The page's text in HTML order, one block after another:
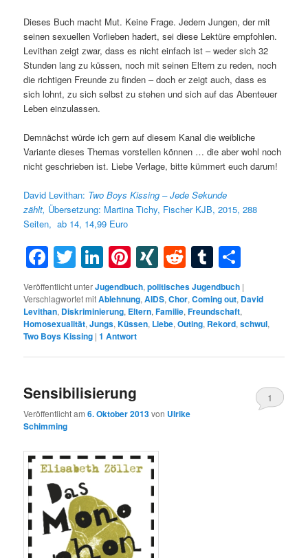
Dieses Buch macht Mut. Keine Frage. Jedem Jungen, der mit
seinen sexuellen Vorlieben hadert, sei diese Lektüre empfohlen.
Levithan zeigt zwar, dass es nicht einfach ist – weder sich 32
Stunden lang zu küssen, noch mit seinen Eltern zu reden, noch
die richtigen Freunde zu finden – doch er zeigt auch, dass es
sich lohnt, zu sich selbst zu stehen und sich auf das Abenteuer
Leben einzulassen.
Demnächst würde ich gern auf diesem Kanal die weibliche
Variante dieses Themas vorstellen können … die aber wohl noch
nicht geschrieben ist. Liebe Verlage, bitte kümmert euch darum!
David Levithan: Two Boys Kissing –Jede Sekunde
zählt, Übersetzung: Martina Tichy, Fischer KJB, 2015, 288
Seiten, ab 14, 14,99 Euro
Facebook
Twitter
LinkedIn
Pinterest
XINGRedditTumblr
Veröffentlicht unterJugendbuch,politisches Jugendbuch |
Verschlagwortet mitAblehnung,AIDS,Chor,Coming out, David
Levithan, Diskriminierung, Eltern,Familie,Freundschaft,
Homosexualität,Jungs,Küssen, Liebe,Outing, Rekord,schwul,
Two Boys Kissing |1 Antwort
Sensibilisierung
Veröffentlicht am6. Oktober 2013von Ulrike
Schimming
1